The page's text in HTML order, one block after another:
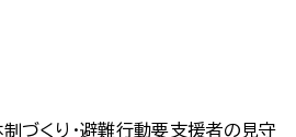
づくり・避難行動要支援者の見守